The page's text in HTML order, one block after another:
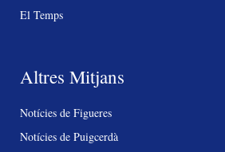
El Temps
Altres Mitjans
Notícies de Figueres
Notícies de Puigcerdà